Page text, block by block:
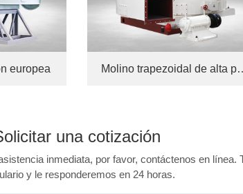
europea Molino
unacotización
inmediata, por favor, contáctenos en línea.
y le responderemos en 24 horas.